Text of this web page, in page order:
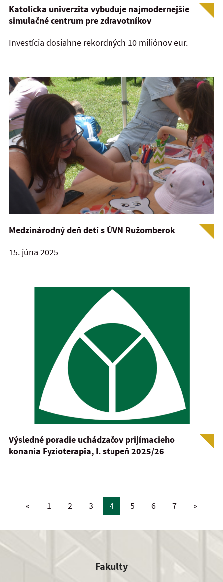
Katolícka univerzita vybuduje najmodernejšie
simulačné centrum pre zdravotníkov
Investícia dosiahne rekordných 10 miliónov eur.
Medzinárodný deň detí s ÚVN Ružomberok
15. júna 2025
Výsledné poradie uchádzačov prijímacieho
konania Fyzioterapia, I. stupeň 2025/26
« »
1 2 3 4 5 6 7
Fakulty